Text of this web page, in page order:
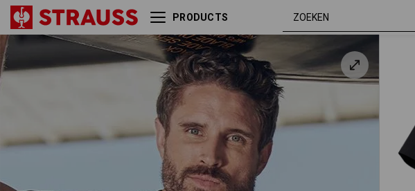
PRODUCTS
e.s. T-Shirt cotton zwart XS